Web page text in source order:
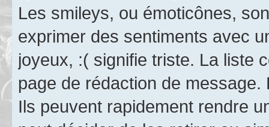
Les smileys, ou émoticônes,
exprimer des sentiments avec
joyeux, :( signifie triste. La liste
page de rédaction de
Ils peuvent rapidement rendre